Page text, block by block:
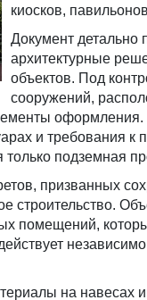
киосков,
Документ детально
архитектурные
объектов. Под
сооружений,
и требования к
подземная
призванных
строительство.
помещений,
на навесах